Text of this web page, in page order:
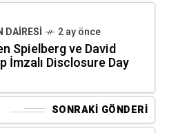
DAIRESI 2 ay önce
Spielberg ve David
İmzalı Disclosure Day
SONRAKI GÖNDERI